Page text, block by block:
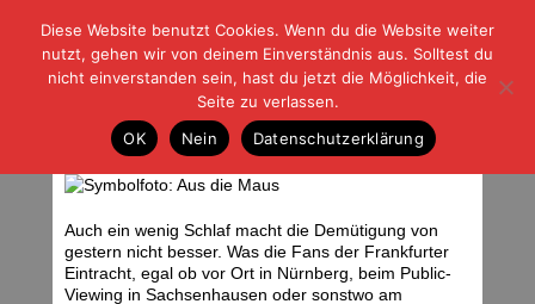
| | |BLOG-GFußball und der Rest
HOME|REGELN|IMPRESSUM |DATENSCHUTZ
Der Tag danach
Mittwoch, 18.04.07 | 04:30 Uhr
Auch ein wenig Schlaf macht die Demütigung von
gestern nicht besser. Was die Fans der Frankfurter
Eintracht, egal ob vor Ort in Nürnberg, beim Public-
Viewing in Sachsenhausen oder sonstwo am
Diese Website benutzt Cookies. Wenn du die Website weiter
nutzt, gehen wir von deinem Einverständnis aus. Solltest du
nicht einverstanden sein, hast du jetzt die Möglichkeit, die
Seite zu verlassen.
OK
Nein Datenschutzerklärung